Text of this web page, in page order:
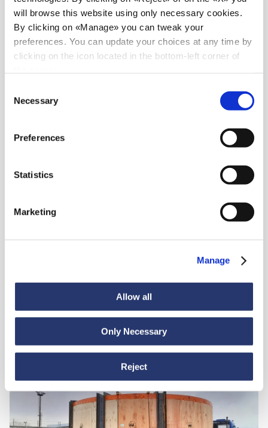
will browse this website using only necessary cookies.
By clicking on «Manage» you can tweak your
preferences. You can update your choices at any time by
clicking on the icon located in the bottom-left corner of
Selection
Necessary
Preferences
Statistics
Marketing
Manage
Allow all
Only Necessary
Reject
Nouveautés
Voir toutes les nouveautés
6 juillet 2026 Actualités
98 tonnes d'acier de l'Italie vers l'Inde